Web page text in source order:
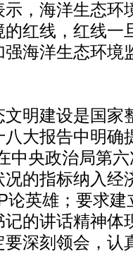
，海洋生态环
红线，红线一
海洋生态环境
明建设是国家
大报告中明确
中央政治局第
的指标纳入经
论英雄；要求
的讲话精神体
深刻领会，认